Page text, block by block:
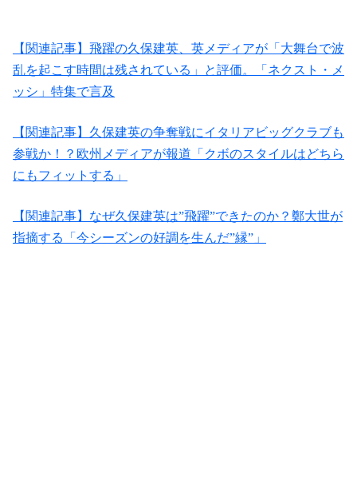
【関連記事】飛躍の久保建英、英メディアが「大舞台で波
乱を起こす時間は残されている」と評価。「ネクスト・メ
ッシ」特集で言及
【関連記事】久保建英の争奪戦にイタリアビッグクラブも
参戦か！？欧州メディアが報道「クボのスタイルはどちら
にもフィットする」
【関連記事】なぜ久保建英は”飛躍”できたのか？鄭大世が
指摘する「今シーズンの好調を生んだ”縁”」